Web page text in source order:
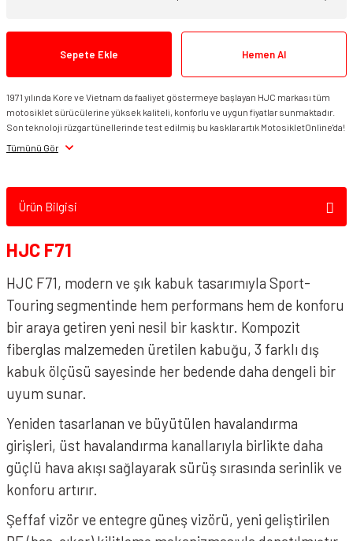
Sepete Ekle Hemen Al
1971 yılında Kore ve Vietnam da faaliyet göstermeye başlayan HJC markası tüm
motosiklet sürücülerine yüksek kaliteli, konforlu ve uygun fiyatlar sunmaktadır.
Son teknoloji rüzgar tünellerinde test edilmiş bu kasklar artık MotosikletOnline'da!
Tümünü Gör
Ürün Bilgisi
HJC F71
HJC F71, modern ve şık kabuk tasarımıyla Sport-
Touring segmentinde hem performans hem de konforu
bir araya getiren yeni nesil bir kasktır. Kompozit
fiberglas malzemeden üretilen kabuğu, 3 farklı dış
kabuk ölçüsü sayesinde her bedende daha dengeli bir
uyum sunar.
Yeniden tasarlanan ve büyütülen havalandırma
girişleri, üst havalandırma kanallarıyla birlikte daha
güçlü hava akışı sağlayarak sürüş sırasında serinlik ve
konforu artırır.
Şeffaf vizör ve entegre güneş vizörü, yeni geliştirilen